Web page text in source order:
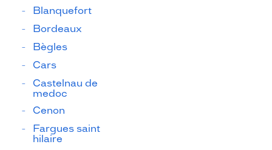
Blanquefort
Bordeaux
Bègles
Cars
Castelnau de
medoc
Cenon
Fargues saint
hilaire